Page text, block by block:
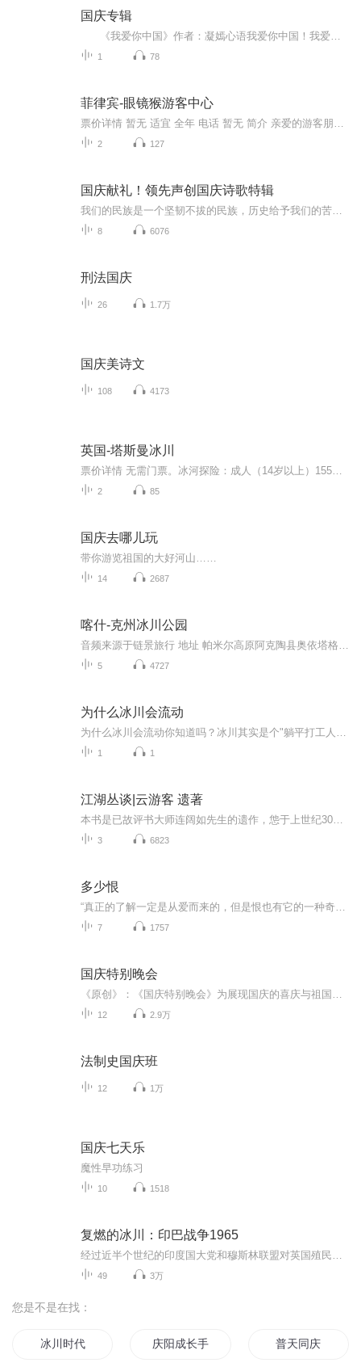
国庆专辑
1 78
菲律宾-眼镜猴游客中心
2 127
国庆献礼！领先声创国庆诗歌特辑
8 6076
刑法国庆
26 1.7万
国庆美诗文
108 4173
英国-塔斯曼冰川
2 85
国庆去哪儿玩
带你游览祖国的大好河山……
14 2687
喀什-克州冰川公园
5 4727
为什么冰川会流动
1 1
江湖丛谈|云游客 遗著
3 6823
多少恨
7 1757
国庆特别晚会
12 2.9万
法制史国庆班
12 1万
国庆七天乐
魔性早功练习
10 1518
复燃的冰川：印巴战争1965
49 3万
您是不是在找：
冰川时代 庆阳成长手札 普天同庆